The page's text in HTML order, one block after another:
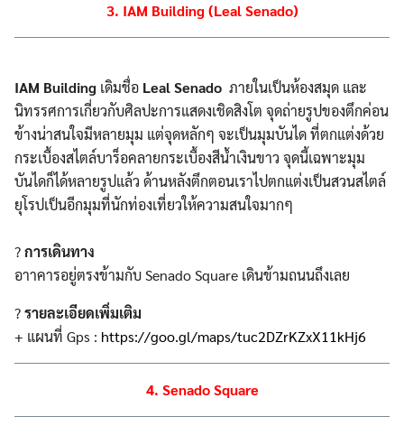
3. IAM Building (Leal Senado)
IAM Building เดิมชื่อ Leal Senado ภายในเป็นห้องสมุด และ
นิทรรศการเกี่ยวกับศิลปะการแสดงเชิดสิงโต จุดถ่ายรูปของตึกค่อน
ข้างน่าสนใจมีหลายมุม แต่จุดหลักๆ จะเป็นมุมบันได ที่ตกแต่งด้วย
กระเบื้องสไตล์บาร็อคลายกระเบื้องสีน้ำเงินขาว จุดนี้เฉพาะมุม
บันไดก็ได้หลายรูปแล้ว ด้านหลังตึกตอนเราไปตกแต่งเป็นสวนสไตล์
ยุโรปเป็นอีกมุมที่นักท่องเที่ยวให้ความสนใจมากๆ
?การเดินทาง
อาาคารอยู่ตรงข้ามกับ Senado Square เดินข้ามถนนถึงเลย
?รายละเอียดเพิ่มเติม
+ แผนที่ Gps : https://goo.gl/maps/tuc2DZrKZxX11kHj6
4. Senado Square